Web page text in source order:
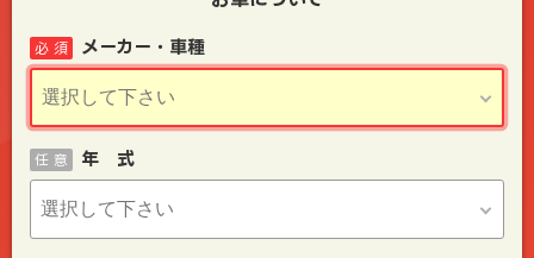
メーカー・車種
必 須
年 式
任 意